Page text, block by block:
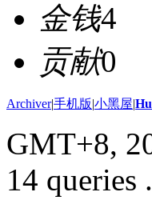
金钱4
贡献0
Archiver|手机版|小黑屋|
GMT+8,
14 queries .